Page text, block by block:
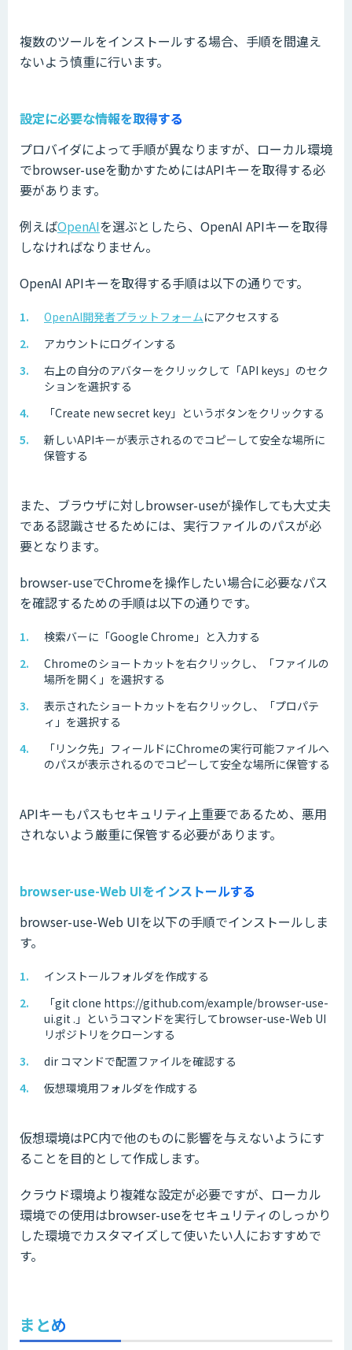
複数のツールをインストールする場合、手順を間違え
ないよう慎重に行います。
設定に必要な情報を取得する
プロバイダによって手順が異なりますが、ローカル環境
でbrowser-useを動かすためにはAPIキーを取得する必
要があります。
例えばOpenAIを選ぶとしたら、OpenAI APIキーを取得
しなければなりません。
OpenAI APIキーを取得する手順は以下の通りです。
OpenAI開発者プラットフォームにアクセスする
アカウントにログインする
右上の自分のアバターをクリックして「API keys」のセク
ションを選択する
「Create new secret key」というボタンをクリックする
新しいAPIキーが表示されるのでコピーして安全な場所に
保管する
また、ブラウザに対しbrowser-useが操作しても大丈夫
である認識させるためには、実行ファイルのパスが必
要となります。
browser-useでChromeを操作したい場合に必要なパス
を確認するための手順は以下の通りです。
検索バーに「Google Chrome」と入力する
Chromeのショートカットを右クリックし、「ファイルの
場所を開く」を選択する
表示されたショートカットを右クリックし、「プロパテ
ィ」を選択する
「リンク先」フィールドにChromeの実行可能ファイルへ
のパスが表示されるのでコピーして安全な場所に保管する
APIキーもパスもセキュリティ上重要であるため、悪用
されないよう厳重に保管する必要があります。
browser-use-Web UIをインストールする
browser-use-Web UIを以下の手順でインストールしま
す。
インストールフォルダを作成する
「git clone https://github.com/example/browser-use-
ui.git .」というコマンドを実行してbrowser-use-Web UI
リポジトリをクローンする
dir コマンドで配置ファイルを確認する
仮想環境用フォルダを作成する
仮想環境はPC内で他のものに影響を与えないようにす
ることを目的として作成します。
クラウド環境より複雑な設定が必要ですが、ローカル
環境での使用はbrowser-useをセキュリティのしっかり
した環境でカスタマイズして使いたい人におすすめで
す。
まとめ